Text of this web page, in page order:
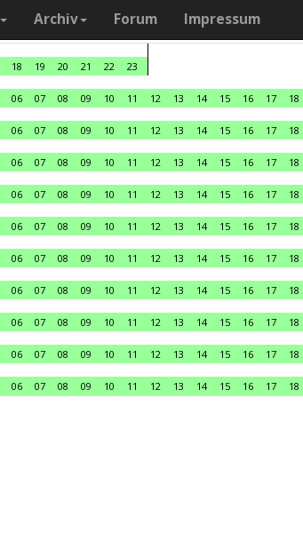
Archiv Forum Impressum
18 19 20 21 22
23
06 07 08 09 10 11 12 13 14 15 16 17 18
06 07 08 09 10 11 12 13 14 15 16 17 18
06 07 08 09 10 11 12 13 14 15 16 17 18
06 07 08 09 10 11 12 13 14 15 16 17 18
06 07 08 09 10 11 12 13 14 15 16 17 18
06 07 08 09 10 11 12 13 14 15 16 17 18
06 07 08 09 10 11 12 13 14 15 16 17 18
06 07 08 09 10 11 12 13 14 15 16 17 18
06 07 08 09 10 11 12 13 14 15 16 17 18
06 07 08 09 10 11 12 13 14 15 16 17 18